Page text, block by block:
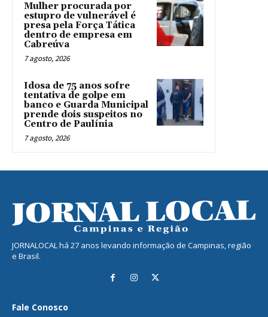
Mulher procurada por
estupro de vulnerável é
presa pela Força Tática
dentro de empresa em
Cabreúva
7 agosto, 2026
Idosa de 75 anos sofre
tentativa de golpe em
banco e Guarda Municipal
prende dois suspeitos no
Centro de Paulínia
7 agosto, 2026
JORNALOCAL há 27 anos levando informação de Campinas, região
e Brasil.
Fale Conosco